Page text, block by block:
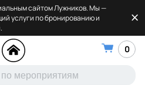
сайтом Лужников. Мы —
услуги по бронированию и
0